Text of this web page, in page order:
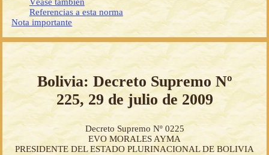
Véase también
Referencias a esta norma
Nota importante
Bolivia: Decreto Supremo Nº
225, 29 de julio de 2009
Decreto Supremo Nº 0225
EVO MORALES AYMA
PRESIDENTE DEL ESTADO PLURINACIONAL DE BOLIVIA